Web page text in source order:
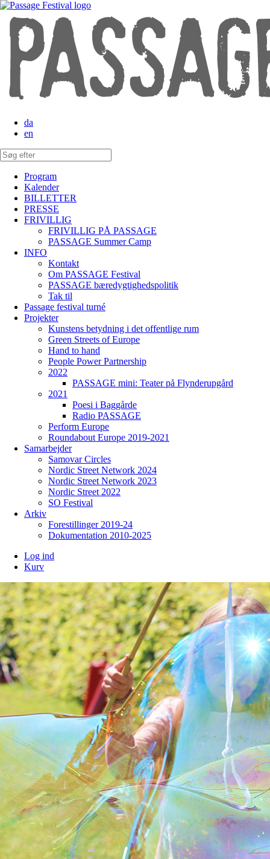
da
en
Program
Kalender
BILLETTER
PRESSE
FRIVILLIG
FRIVILLIG PÅ PASSAGE
PASSAGE Summer Camp
INFO
Kontakt
Om PASSAGE Festival
PASSAGE bæredygtighedspolitik
Tak til
Passage festival turné
Projekter
Kunstens betydning i det offentlige rum
Green Streets of Europe
Hand to hand
People Power Partnership
2022
PASSAGE mini: Teater på Flynderupgård
2021
Poesi i Baggårde
Radio PASSAGE
Perform Europe
Roundabout Europe 2019-2021
Samarbejder
Samovar Circles
Nordic Street Network 2024
Nordic Street Network 2023
Nordic Street 2022
SO Festival
Arkiv
Forestillinger 2019-24
Dokumentation 2010-2025
Log ind
Kurv